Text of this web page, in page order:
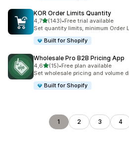
KOR Order Limits Quantity
4,7/ 5 tähteä
(143)
143 arvostelua yhteensä
•Free trial available
Set quantity limits, minimum Order
Built for Shopify
Wholesale Pro B2B Pricing App
4,6/ 5 tähteä
(15)
15 arvostelua yhteensä
•Free plan available
Set wholesale pricing and volume
Built for Shopify
1 2 3 4